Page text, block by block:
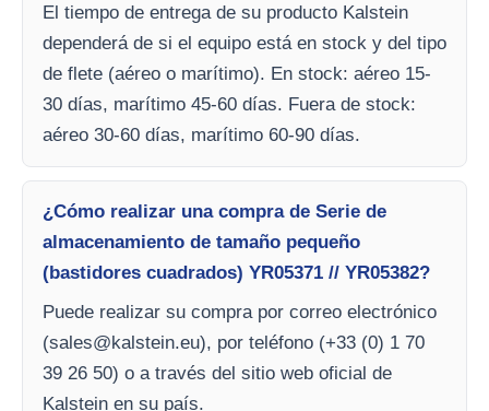
El tiempo de entrega de su producto Kalstein
dependerá de si el equipo está en stock y del tipo
de flete (aéreo o marítimo). En stock: aéreo 15-
30 días, marítimo 45-60 días. Fuera de stock:
aéreo 30-60 días, marítimo 60-90 días.
¿Cómo realizar una compra de Serie de
almacenamiento de tamaño pequeño
(bastidores cuadrados) YR05371 // YR05382?
Puede realizar su compra por correo electrónico
(sales@kalstein.eu), por teléfono (+33 (0) 1 70
39 26 50) o a través del sitio web oficial de
Kalstein en su país.